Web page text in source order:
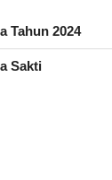
Tahun 2024
Sakti